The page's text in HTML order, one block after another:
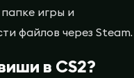
папке игры и
файлов через Steam.
в CS2?